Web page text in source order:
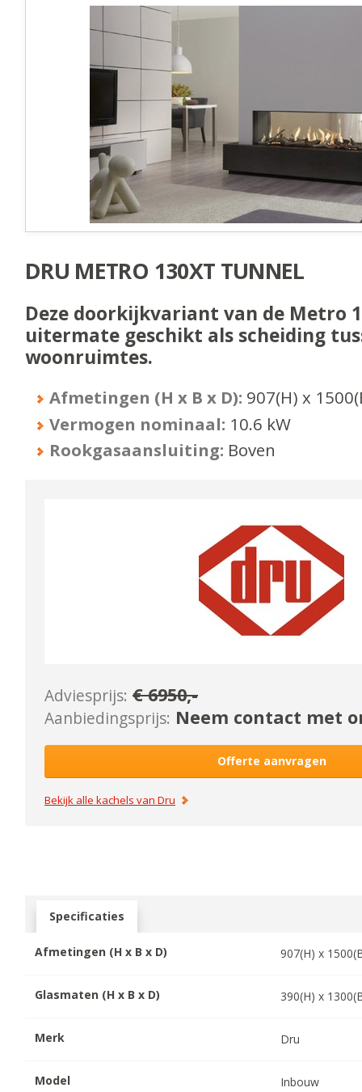
DRU METRO 130XT TUNNEL
Deze doorkijkvariant van de Metro
uitermate geschikt als scheiding
woonruimtes.
Afmetingen (H x B x D): 907(H) x 1500
Vermogen nominaal: 10.6 kW
Rookgasaansluiting: Boven
Adviesprijs: €6950,-
Aanbiedingsprijs: Neem contact met
Offerte aanvragen
Bekijk alle kachels vanDru
Specificaties
Afmetingen (H x B x D) 907(H) x 1500
Glasmaten (H x B x D) 390(H) x 1300
Merk Dru
Model Inbouw